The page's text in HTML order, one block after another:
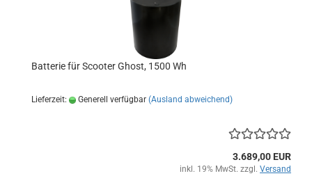
Batterie für Scooter Ghost, 1500 Wh
Lieferzeit: Generell verfügbar (Ausland abweichend)
3.689,00 EUR
inkl. 19% MwSt. zzgl. Versand